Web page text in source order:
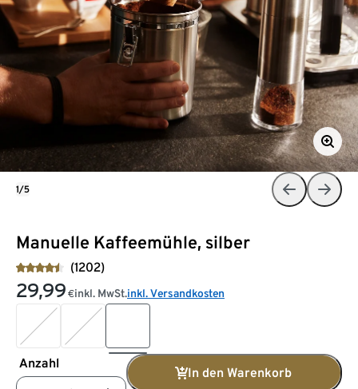
Manuelle Kaffeemühle, silber
(1202)
29,99 €inkl. MwSt.inkl. Versandkosten
Anzahl
In den Warenkorb
1/5